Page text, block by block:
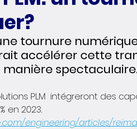
tournure
accélérer cette
manière
PLM  intégreront des
en 2023..
engineering/articles/